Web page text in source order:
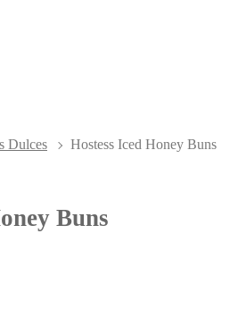
Dulces
Hostess Iced Honey Buns
Buns